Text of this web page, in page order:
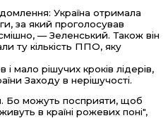
Україна отримала
за який проголосував
— Зеленський. Також він
ту кількість ППО, яку
мало рішучих кроків лідерів,
Заходу в нерішучості.
Бо можуть посприяти, щоб
в країні рожевих поні",